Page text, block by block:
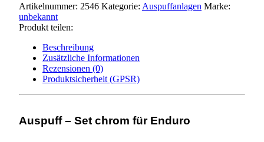
Artikelnummer: 2546 Kategorie: Auspuffanlagen Marke:
unbekannt
Produkt teilen:
Beschreibung
Zusätzliche Informationen
Rezensionen (0)
Produktsicherheit (GPSR)
Auspuff – Set chrom für Enduro